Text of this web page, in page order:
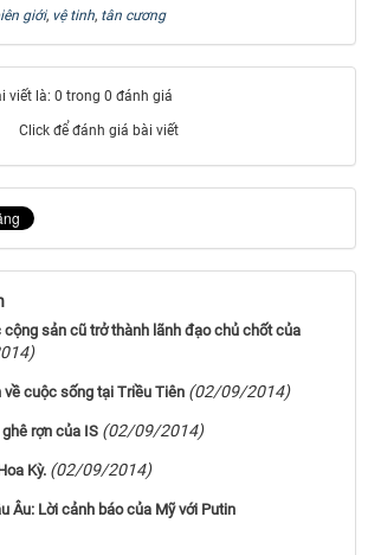
giới, vệ tinh, tân cương
viết là: 0 trong 0 đánh giá
Click để đánh giá bài viết
sản cũ trở thành lãnh đạo chủ chốt của
về cuộc sống tại Triều Tiên (02/09/2014)
rợn của IS (02/09/2014)
Kỳ. (02/09/2014)
Âu: Lời cảnh báo của Mỹ với Putin